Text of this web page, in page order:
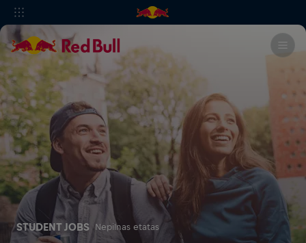
STUDENT JOBS Nepilnas etatas